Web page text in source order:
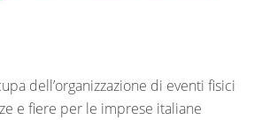
dell’organizzazione di eventi fisici
e fiere per le imprese italiane